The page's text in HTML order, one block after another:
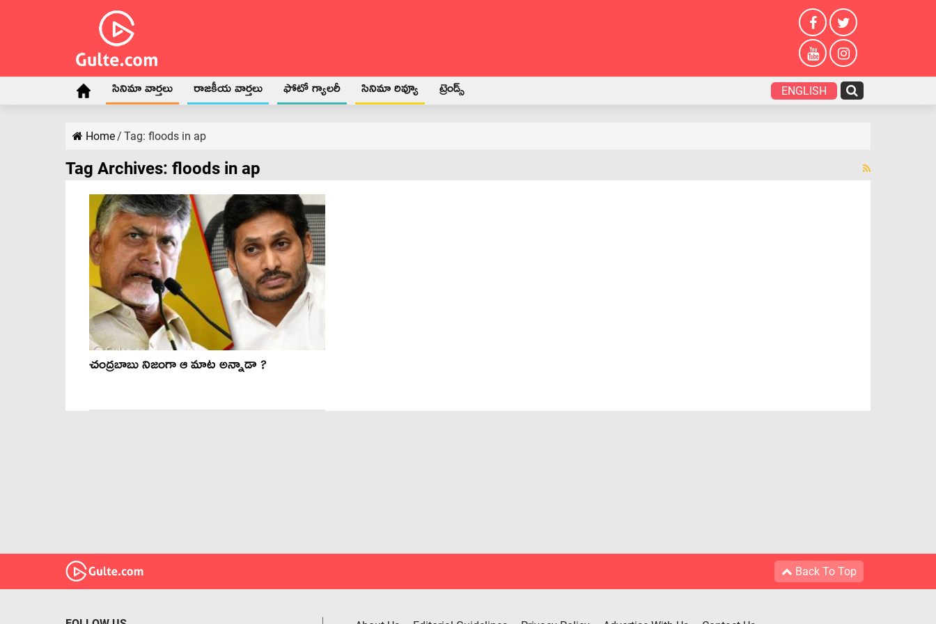
సినిమా వార్తలు రాజకీయ వార్తలు ఫోటో గ్యాలరీ సినిమా రివ్యూ ట్రెండ్స్ ENGLISH
Home/ Tag: floods in ap
Tag Archives: floods in ap
చంద్రబాబు నిజంగా ఆ మాట అన్నాడా ?
Back To Top